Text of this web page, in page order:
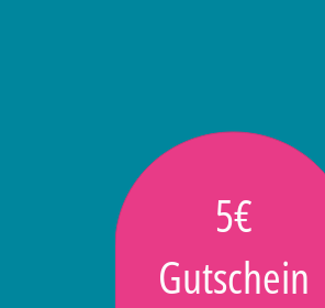
5€
Gutschein